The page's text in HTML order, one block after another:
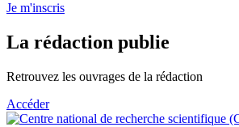
Je m'inscris
La rédaction publie
Retrouvez les ouvrages de la rédaction
Accéder